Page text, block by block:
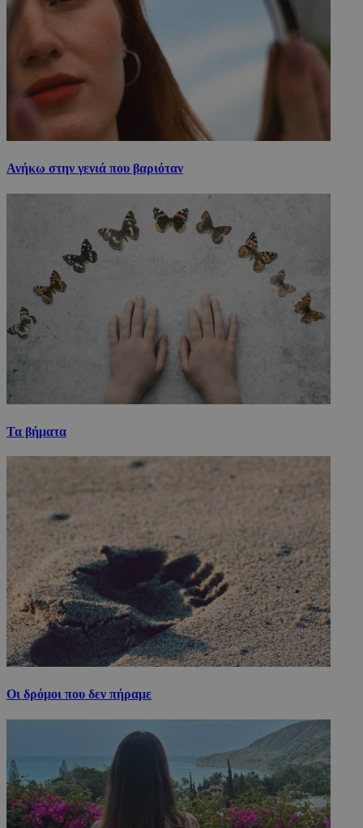
Ανήκω στην γενιά που βαριόταν
Τα βήματα
Οι δρόμοι που δεν πήραμε